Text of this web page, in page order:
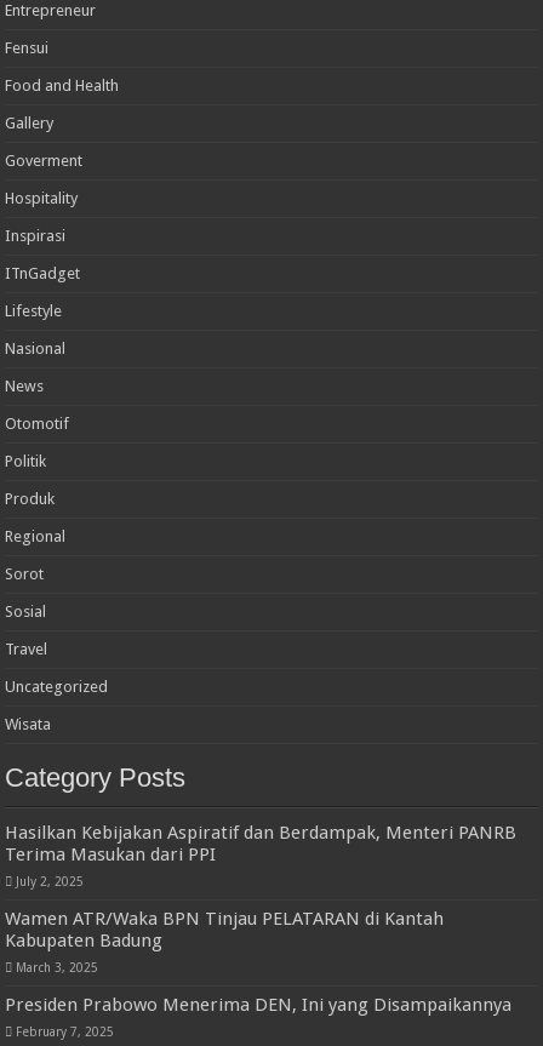
Entrepreneur
Fensui
Food and Health
Gallery
Goverment
Hospitality
Inspirasi
ITnGadget
Lifestyle
Nasional
News
Otomotif
Politik
Produk
Regional
Sorot
Sosial
Travel
Uncategorized
Wisata
Category Posts
Hasilkan Kebijakan Aspiratif dan Berdampak, Menteri PANRB
Terima Masukan dari PPI
July 2, 2025
Wamen ATR/Waka BPN Tinjau PELATARAN di Kantah
Kabupaten Badung
March 3, 2025
Presiden Prabowo Menerima DEN, Ini yang Disampaikannya
February 7, 2025